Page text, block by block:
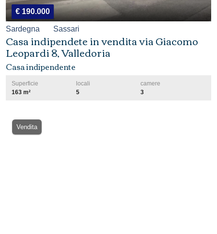
€ 190.000
Sardegna Sassari
Casa indipendete in vendita via Giacomo
Leopardi 8, Valledoria
Casa indipendente
Superficie
163 m²
locali
5
camere
3
Vendita